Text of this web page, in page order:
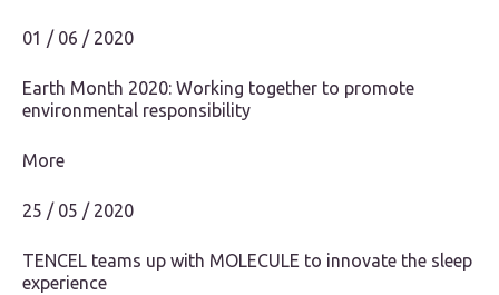
01 / 06 / 2020
Earth Month 2020: Working together to promote
environmental responsibility
More
25 / 05 / 2020
TENCEL teams up with MOLECULE to innovate the sleep
experience